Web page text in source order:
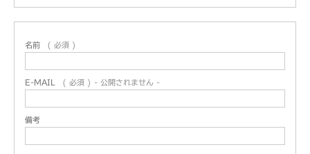
名前 ( 必須 )
E-MAIL ( 必須 ) - 公開されません -
備考